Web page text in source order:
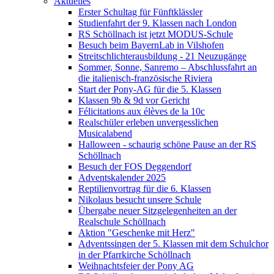
Erster Schultag für Fünftklässler
Studienfahrt der 9. Klassen nach London
RS Schöllnach ist jetzt MODUS-Schule
Besuch beim BayernLab in Vilshofen
Streitschlichterausbildung - 21 Neuzugänge
Sommer, Sonne, Sanremo – Abschlussfahrt an
die italienisch-französische Riviera
Start der Pony-AG für die 5. Klassen
Klassen 9b & 9d vor Gericht
Félicitations aux élèves de la 10c
Realschüler erleben unvergesslichen
Musicalabend
Halloween - schaurig schöne Pause an der RS
Schöllnach
Besuch der FOS Deggendorf
Adventskalender 2025
Reptilienvortrag für die 6. Klassen
Nikolaus besucht unsere Schule
Übergabe neuer Sitzgelegenheiten an der
Realschule Schöllnach
Aktion "Geschenke mit Herz"
Adventssingen der 5. Klassen mit dem Schulchor
in der Pfarrkirche Schöllnach
Weihnachtsfeier der Pony AG